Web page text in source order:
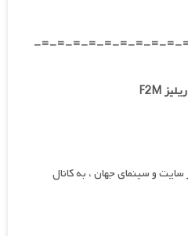
-=-=-=-=-=-=-=-=-=-
و سینمای جهان ، به کانال